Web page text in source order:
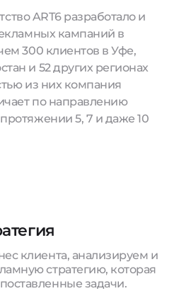
ART6 разработало и
кампаний в
300 клиентов в Уфе,
и 52 других регионах
из них компания
по направлению
5, 7 и даже 10
клиента, анализируем и
стратегию, которая
задачи.